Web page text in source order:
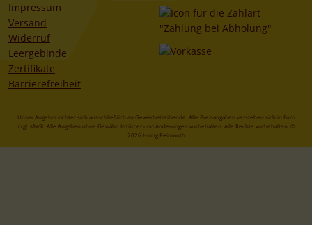
Impressum
Versand
Widerruf
Leergebinde
Zertifikate
Barrierefreiheit
Unser Angebot richtet sich ausschließlich an Gewerbetreibende. Alle Preisangaben verstehen sich in Euro
zzgl. MwSt. Alle Angaben ohne Gewähr. Irrtümer und Änderungen vorbehalten. Alle Rechte vorbehalten. ©
2026 Honig Reinmuth